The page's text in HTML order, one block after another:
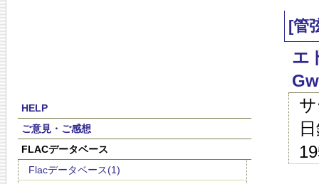
HELP
ご意見・ご感想
FLACデータベース
Flacデータベース(1)
[管
エ